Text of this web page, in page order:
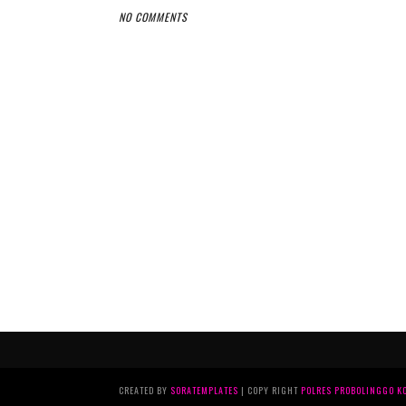
NO COMMENTS
CREATED BY SORATEMPLATES | COPY RIGHT POLRES PROBOLINGGO